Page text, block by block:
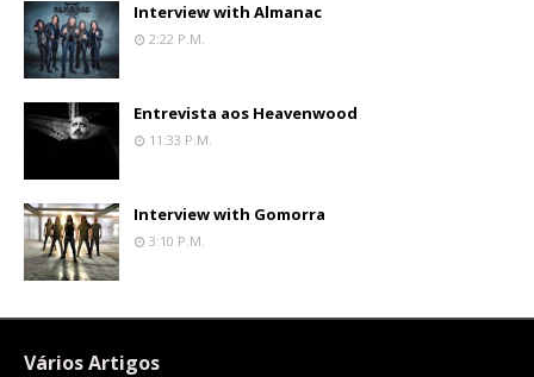
Interview with Almanac
2:22 P.m.
Entrevista aos Heavenwood
11:33 P.m.
Interview with Gomorra
3:10 P.m.
Vários Artigos